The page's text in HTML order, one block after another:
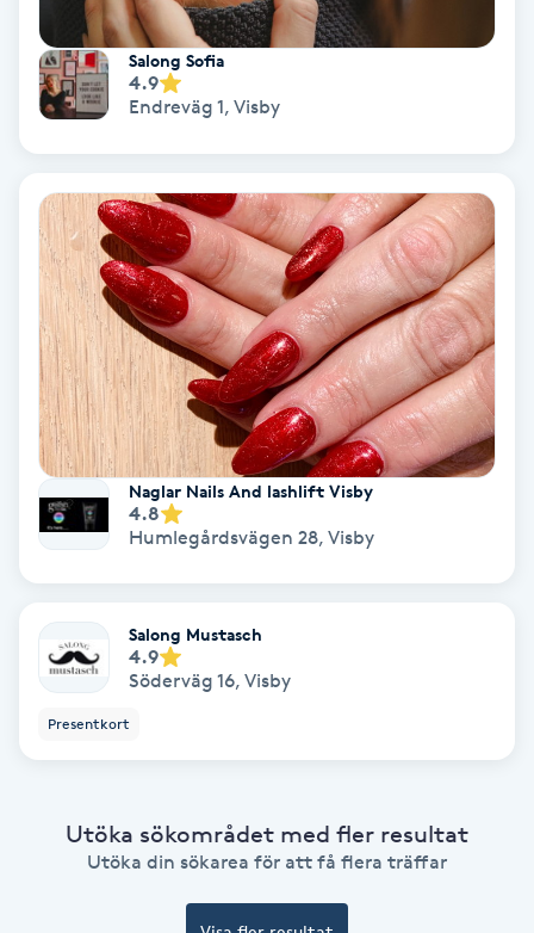
Kinesisk medicin
Kiropraktik
Klangmassage
Klippning
Klippning & Slingor
Klippning ungdom
Koppningsmassage
Kosmetisk tatuering
Kostrådgivning
Kroppsinpackning
Kroppspeeling
Kärlbehandling
Salong Sofia
4.9
Endreväg 1, Visby
Naglar Nails And lashlift Visby
4.8
Humlegårdsvägen 28, Visby
Salong Mustasch
4.9
Söderväg 16, Visby
Presentkort
Utöka sökområdet med fler resultat
Utöka din sökarea för att få flera träffar